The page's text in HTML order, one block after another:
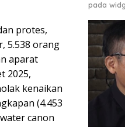
protes,
5.538 orang
aparat
2025,
kenaikan
(4.453
canon
pada